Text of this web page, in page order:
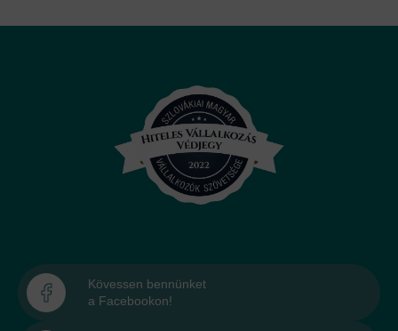
Kövessen bennünket
a Facebookon!